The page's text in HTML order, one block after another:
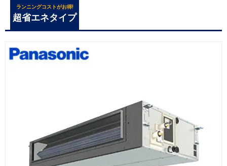
ランニングコストがお得!
超省エネタイプ